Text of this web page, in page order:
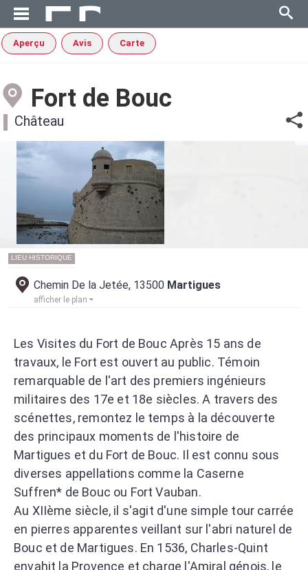
Aperçu Avis Carte
Fort de Bouc
Château
LIEU HISTORIQUE
Chemin De la Jetée, 13500 Martigues
afficher le plan
Les Visites du Fort de Bouc Après 15 ans de
travaux, le Fort est ouvert au public. Témoin
remarquable de l'art des premiers ingénieurs
militaires des 17e et 18e siècles. A travers des
scénettes, remontez le temps à la découverte
des principaux moments de l'histoire de
Martigues et du Fort de Bouc. Il est connu sous
diverses appellations comme la Caserne
Suffren* de Bouc ou Fort Vauban.
Au XIIème siècle, il s'agit d'une simple tour carrée
en pierres apparentes veillant sur l'abri naturel de
Bouc et de Martigues. En 1536, Charles-Quint
envahit la Provence et charge l'Amiral génois, le